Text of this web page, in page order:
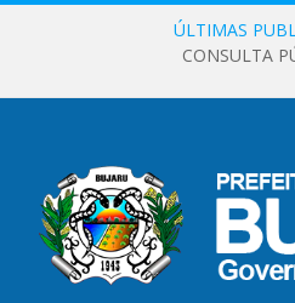
ÚLTIMAS
CONSULTA